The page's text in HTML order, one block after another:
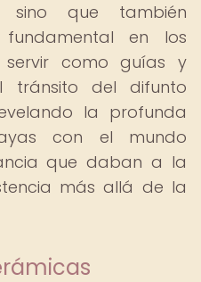
sino que también
en los
servir como guías y
tránsito del difunto
la profunda
con el mundo
que daban a la
más allá de la